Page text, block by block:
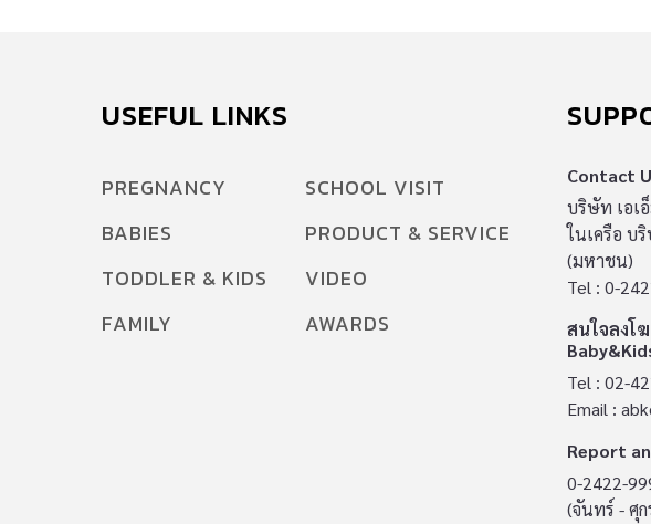
USEFUL LINKS
PREGNANCY
BABIES
TODDLER & KIDS
FAMILY
SCHOOL VISIT
PRODUCT & SERVICE
VIDEO
AWARDS
Contact
บริษัท เอเ
ในเครือ บ
(มหาชน)
Tel : 0-
สนใจลงโ
Tel : 02-
Email :
Report
0-2422-
(จันทร์ - ศุก